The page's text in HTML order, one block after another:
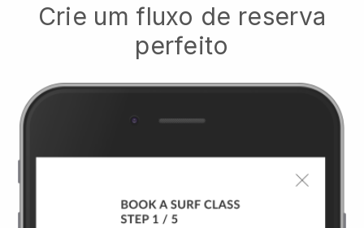
Crie um fluxo de reserva
perfeito